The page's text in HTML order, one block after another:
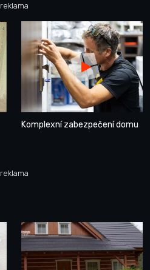
reklama
Komplexní zabezpečení domu
reklama